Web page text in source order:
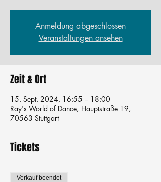
Anmeldung abgeschlossen
Veranstaltungen ansehen
Zeit & Ort
15. Sept. 2024, 16:55 – 18:00
Ray's World of Dance, Hauptstraße 19,
70563 Stuttgart
Tickets
Verkauf beendet